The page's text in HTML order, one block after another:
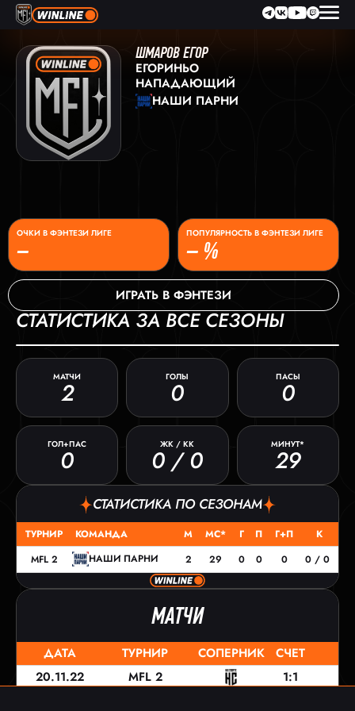
ШМАРОВ ЕГОР
ЕГОРИНЬО
НАПАДАЮЩИЙ
НАШИ ПАРНИ
–
ОЧКИ В ФЭНТЕЗИ ЛИГЕ
– %
ПОПУЛЯРНОСТЬ В ФЭНТЕЗИ ЛИГЕ
ИГРАТЬ В ФЭНТЕЗИ
СТАТИСТИКА ЗА ВСЕ СЕЗОНЫ
МАТЧИ
2
ГОЛЫ
0
ПАСЫ
0
ГОЛ+ПАС
0
ЖК / КК
0 / 0
МИНУТ*
29
СТАТИСТИКА ПО СЕЗОНАМ
ТУРНИР КОМАНДА М МС* Г П Г+П
К
MFL 2
НАШИ ПАРНИ 2 29 0 0 0 0 / 0
МАТЧИ
ДАТА ТУРНИР СОПЕРНИК
СЧЕТ
20.11.22
MFL 2
1:1